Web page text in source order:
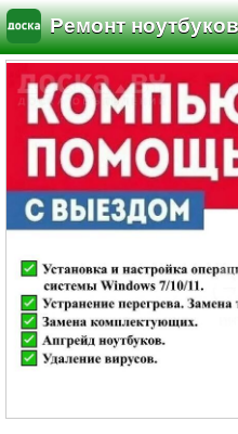
Ремонт ноутбуков